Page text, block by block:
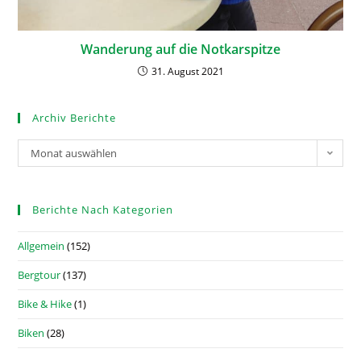
Wanderung auf die Notkarspitze
31. August 2021
Archiv Berichte
Monat auswählen
Berichte Nach Kategorien
Allgemein (152)
Bergtour(137)
Bike & Hike(1)
Biken (28)